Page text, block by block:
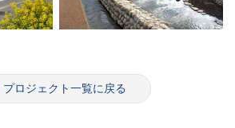
プロジェクト一覧に戻る